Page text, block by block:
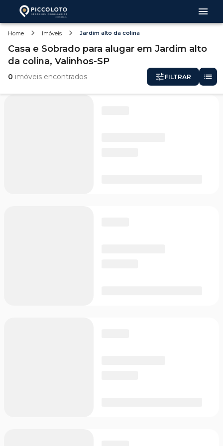
Home Imóveis Jardim alto da colina
Casa e Sobrado para alugar em Jardim alto
da colina, Valinhos-SP
0 imóveis encontrados FILTRAR